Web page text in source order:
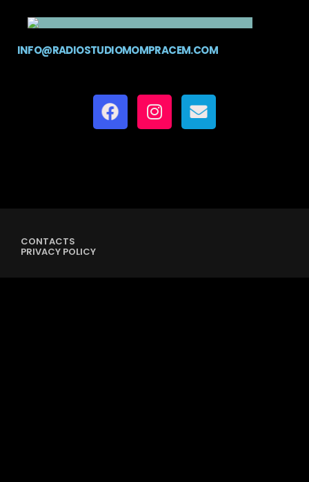
INFO@RADIOSTUDIOMOMPRACEM.COM
CONTACTS
PRIVACY POLICY